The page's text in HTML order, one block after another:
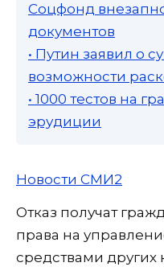
Соцфонд
документов
• Путин заявил о
возможности
• 1000 тестов на
эрудиции
Новости СМИ2
Отказ получат
права на
средствами других